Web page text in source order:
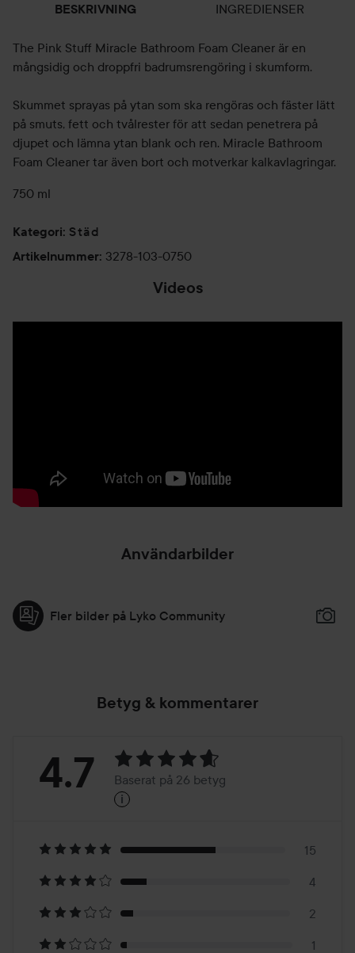
BESKRIVNING INGREDIENSER
The Pink Stuff Miracle Bathroom Foam Cleaner är en
mångsidig och droppfri badrumsrengöring i skumform.
Skummet sprayas på ytan som ska rengöras och fäster lätt
på smuts, fett och tvålrester för att sedan penetrera på
djupet och lämna ytan blank och ren. Miracle Bathroom
Foam Cleaner tar även bort och motverkar kalkavlagringar.
750 ml
Kategori: Städ
Artikelnummer: 3278-103-0750
Videos
Användarbilder
Fler bilder på Lyko Community
Betyg & kommentarer
Betyg:
Baserat
på
26
4.7 Baserat på 26 betyg
i
15
4
2
1